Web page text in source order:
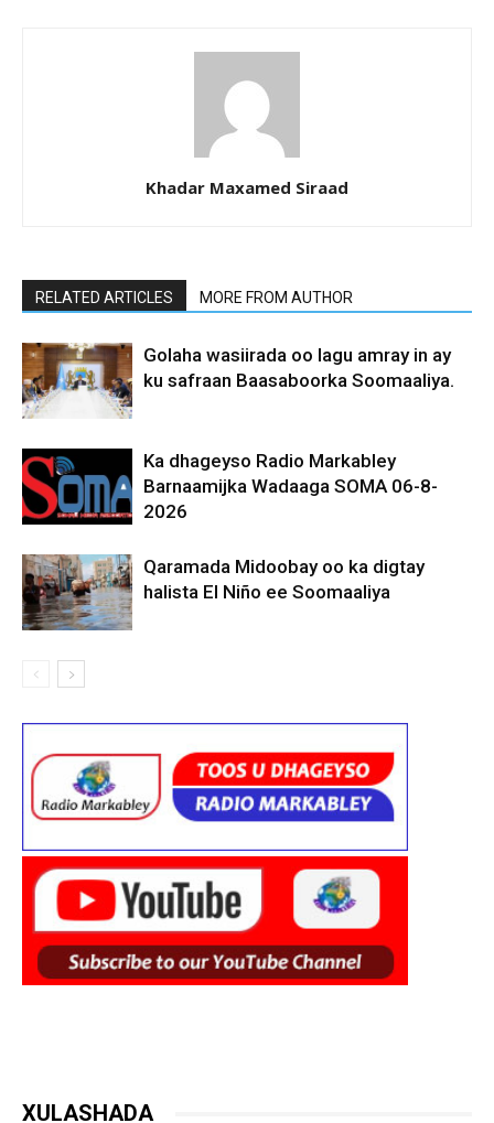
Khadar Maxamed Siraad
RELATED ARTICLES MORE FROM AUTHOR
Golaha wasiirada oo lagu amray in ay
ku safraan Baasaboorka Soomaaliya.
Ka dhageyso Radio Markabley
Barnaamijka Wadaaga SOMA 06-8-
2026
Qaramada Midoobay oo ka digtay
halista El Niño ee Soomaaliya
XULASHADA